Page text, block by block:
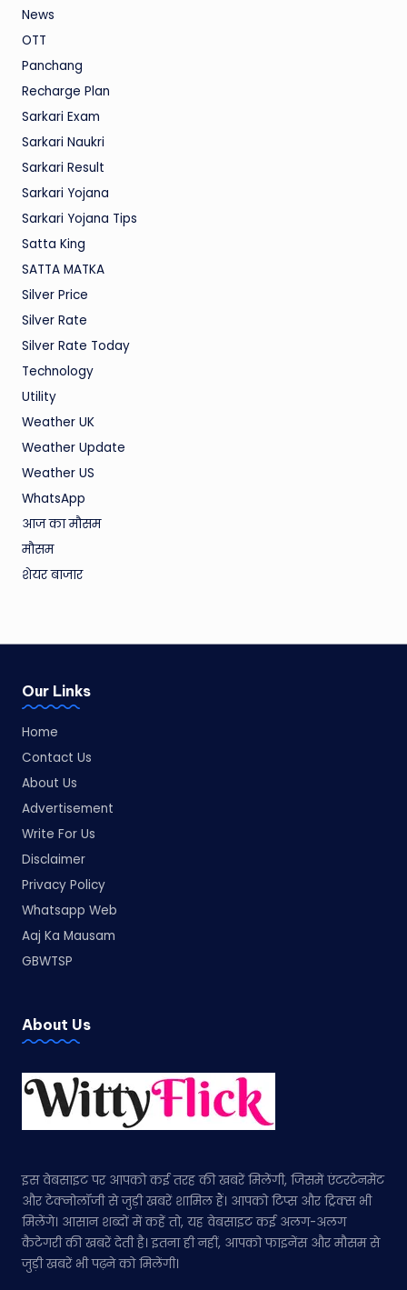
News
OTT
Panchang
Recharge Plan
Sarkari Exam
Sarkari Naukri
Sarkari Result
Sarkari Yojana
Sarkari Yojana Tips
Satta King
SATTA MATKA
Silver Price
Silver Rate
Silver Rate Today
Technology
Utility
Weather UK
Weather Update
Weather US
WhatsApp
आज का मौसम
मौसम
शेयर बाजार
Our Links
Home
Contact Us
About Us
Advertisement
Write For Us
Disclaimer
Privacy Policy
Whatsapp Web
Aaj Ka Mausam
GBWTSP
About Us
इस वेबसाइट पर आपको कई तरह की खबरें मिलेंगी, जिसमें एंटरटेनमेंट
और टेक्नोलॉजी से जुड़ी खबरें शामिल हैं। आपको टिप्स और ट्रिक्स भी
मिलेंगे। आसान शब्दों में कहें तो, यह वेबसाइट कई अलग-अलग
कैटेगरी की खबरें देती है। इतना ही नहीं, आपको फाइनेंस और मौसम से
जुड़ी खबरें भी पढ़ने को मिलेंगी।